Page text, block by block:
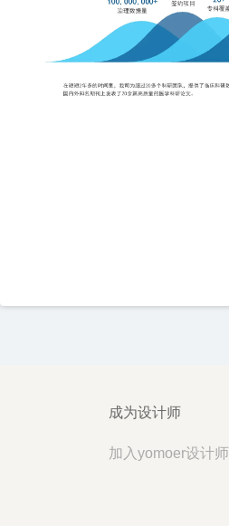
成为设计师
加入yomoer设计师